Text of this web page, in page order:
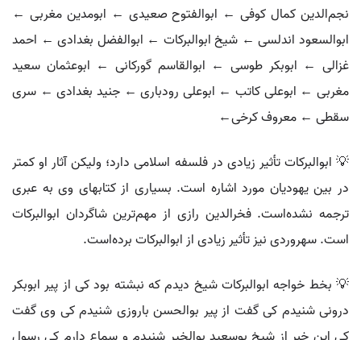
نجم‌الدین کمال کوفی ← ابوالفتوح صعیدی ← ابومدین مغربی ←
ابوالسعود اندلسی ← شیخ ابوالبرکات ← ابوالفضل بغدادی ← احمد
غزالی ← ابوبکر طوسی ← ابوالقاسم گورکانی ← ابوعثمان سعید
مغربی ← ابوعلی کاتب ← ابوعلی رودباری ← جنید بغدادی ← سری
سقطی ← معروف کرخی←
💡 ابوالبرکات تأثیر زیادی در فلسفه اسلامی دارد؛ ولیکن آثار او کمتر
در بین یهودیان مورد اشاره است. بسیاری از کتابهای وی به عبری
ترجمه نشده‌است. فخرالدین رازی از مهم‌ترین شاگردان ابوالبرکات
است. سهروردی نیز تأثیر زیادی از ابوالبرکات برده‌است.
💡 بخط خواجه ابوالبرکات شیخ دیدم که نبشته بود کی از پیر ابوبکر
درونی شنیدم کی گفت از پیر بوالحسن باروزی شنیدم کی وی گفت